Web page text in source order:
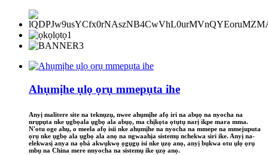
Ahụmịhe ụlọ ọrụ mmepụta ihe
Anyị malitere site na teknụzụ, nwee ahụmịhe afọ iri na abụọ na nyocha na
nrụpụta nke ụgbọala ụgbọ ala abụọ, ma chịkọta ọtụtụ narị ikpe mara mma.
N'otu oge ahụ, o meela afọ isii nke ahụmịhe na nyocha na mmepe na mmejuputa
ọrụ nke ụgbọ ala ụgbọ ala anọ na ngwaahịa sistemụ nchekwa siri ike. Anyị na-
elekwasị anya na ọbá akwụkwọ ọgụgụ isi nke ụzọ anọ, anyị bụkwa otu ụlọ ọrụ
mbụ na China mere nnyocha na sistemụ ike ụzọ anọ.